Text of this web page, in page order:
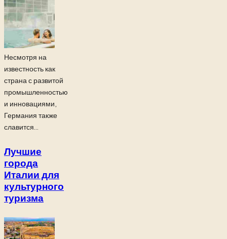
Несмотря на
известность как
страна с развитой
промышленностью
и инновациями,
Германия также
славится...
Лучшие
города
Италии для
культурного
туризма